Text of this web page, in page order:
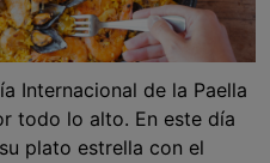
Internacional de la Paella
todo lo alto. En este día
plato estrella con el